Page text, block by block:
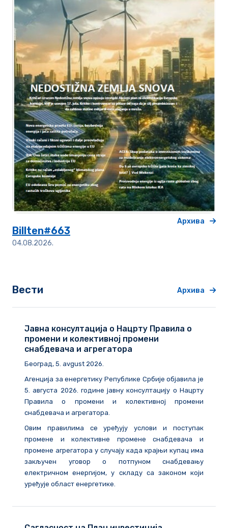
Billten#663
04.08.2026.
Архива
Вести Архива
Јавна консултација о Нацрту Правила о
промени и колективној промени
снабдевача и агрегатора
Београд, 5. avgust 2026.
Агенција за енергетику Републике Србије објавила је
5. августа 2026. годинејавну консултацију о Нацрту
Правила о промени и колективној промени
снабдевача и агрегатора.
Овим правилима се уређују услови и поступак
промене и колективне промене снабдевача и
промене агрегатора у случају када крајњи купац има
закључен уговор о потпуном снабдевању
електричном енергијом, у складу са законом који
уређује област енергетике.